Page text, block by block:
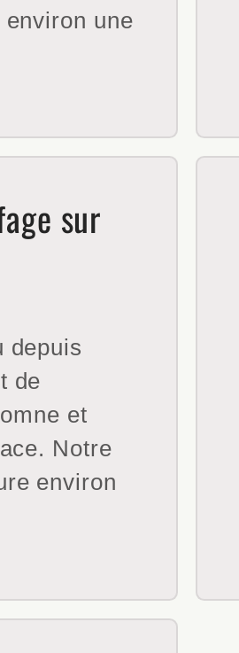
une
sur
depuis
de
et
Notre
environ